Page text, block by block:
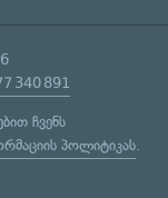
340 891
ჩვენს
პოლიტიკას.